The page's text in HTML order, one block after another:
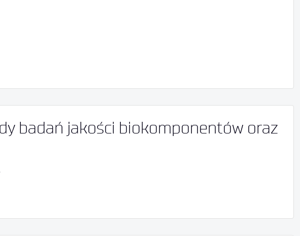
badań jakości biokomponentów oraz